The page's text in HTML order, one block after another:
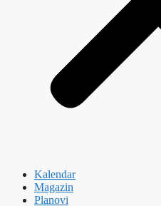
Kalendar
Magazin
Planovi